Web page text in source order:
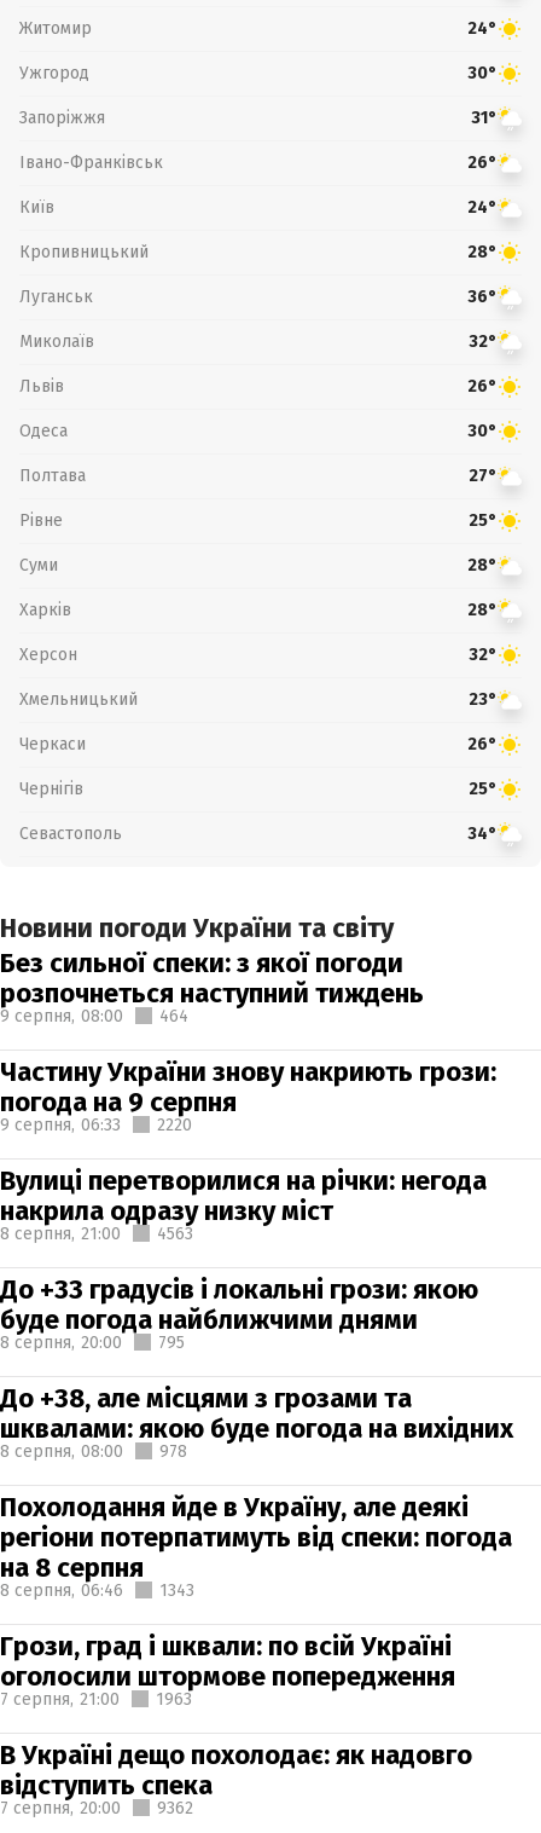
Житомир 24°
Ужгород 30°
Запоріжжя 31°
Івано-Франківськ 26°
Київ 24°
Кропивницький 28°
Луганськ 36°
Миколаїв 32°
Львів 26°
Одеса 30°
Полтава 27°
Рівне 25°
Суми 28°
Харків 28°
Херсон 32°
Хмельницький 23°
Черкаси 26°
Чернігів 25°
Севастополь 34°
Новини погоди України та світу
Без сильної спеки: з якої погоди
розпочнеться наступний тиждень
9 серпня, 08:00 464
Частину України знову накриють грози:
погода на 9 серпня
9 серпня, 06:33 2220
Вулиці перетворилися на річки: негода
накрила одразу низку міст
8 серпня, 21:00 4563
До +33 градусів і локальні грози: якою
буде погода найближчими днями
8 серпня, 20:00 795
До +38, але місцями з грозами та
шквалами: якою буде погода на вихідних
8 серпня, 08:00 978
Похолодання йде в Україну, але деякі
регіони потерпатимуть від спеки: погода
на 8 серпня
8 серпня, 06:46 1343
Грози, град і шквали: по всій Україні
оголосили штормове попередження
7 серпня, 21:00 1963
В Україні дещо похолодає: як надовго
відступить спека
7 серпня, 20:00 9362